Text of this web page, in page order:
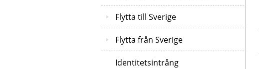
Flytta till Sverige
Flytta från Sverige
Identitetsintrång